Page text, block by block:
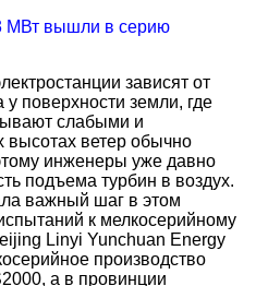
МВт вышли в серию
зависят от
поверхности земли, где
слабыми и
ветер обычно
инженеры уже давно
подъема турбин в воздух.
важный шаг в этом
к мелкосерийному
Linyi Yunchuan Energy
производство
а в провинции